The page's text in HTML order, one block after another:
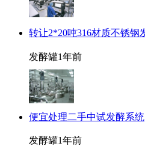
转让2*20吨316材质不锈钢
发酵罐1年前
便宜处理二手中试发酵系统
发酵罐1年前